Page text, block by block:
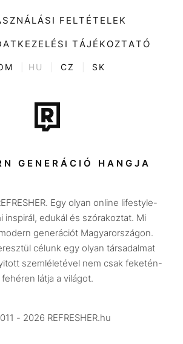
Divat
Kultúra
ENTR
Tech-Tudomány
Sport
Társadalom
Utazás
Életmód
Design
Beszélgetések
Videó
FELTÉTELEK
TÁJÉKOZTATÓ
HU CZ SK
GENERÁCIÓ HANGJA
Egy olyan online lifestyle-
inspirál, edukál és szórakoztat. Mi
generációt Magyarországon.
célunk egy olyan társadalmat
szemléletével nem csak feketén-
fehéren látja a világot.
- 2026 REFRESHER.hu